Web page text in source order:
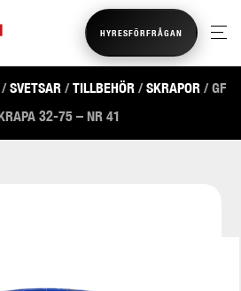
HYRESFÖRFRÅGAN
SVETSAR/TILLBEHÖR/SKRAPOR/ GF
32-75 – NR 41